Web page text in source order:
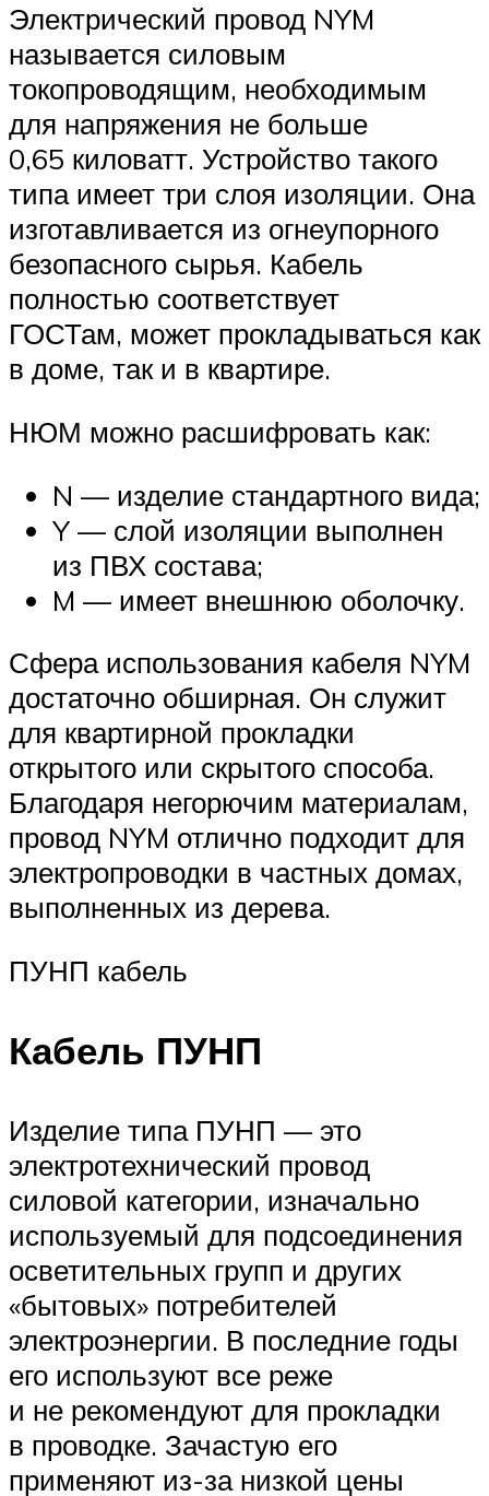
Электрический провод NYM
называется силовым
токопроводящим, необходимым
для напряжения не больше
0,65 киловатт. Устройство такого
типа имеет три слоя изоляции. Она
изготавливается из огнеупорного
безопасного сырья. Кабель
полностью соответствует
ГОСТам, может прокладываться как
в доме, так и в квартире.
НЮМ можно расшифровать как:
N — изделие стандартного вида;
Y — слой изоляции выполнен
из ПВХ состава;
M — имеет внешнюю оболочку.
Сфера использования кабеля NYM
достаточно обширная. Он служит
для квартирной прокладки
открытого или скрытого способа.
Благодаря негорючим материалам,
провод NYM отлично подходит для
электропроводки в частных домах,
выполненных из дерева.
ПУНП кабель
Кабель ПУНП
Изделие типа ПУНП — это
электротехнический провод
силовой категории, изначально
используемый для подсоединения
осветительных групп и других
«бытовых» потребителей
электроэнергии. В последние годы
его используют все реже
и не рекомендуют для прокладки
в проводке. Зачастую его
применяют из-за низкой цены